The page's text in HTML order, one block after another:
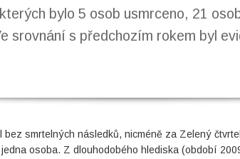
bylo 5 osob usmrceno, 21
srovnání s předchozím rokem byl
smrtelných následků, nicméně za Zelený
osoba. Z dlouhodobého hlediska (období